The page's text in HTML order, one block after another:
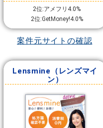
2位:アメフリ4.0%
2位:GetMoney!4.0%
案件元サイトの確認
Lensmine（レンズマイ
ン）